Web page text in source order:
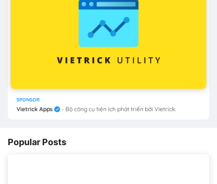
SPONSOR
Vietrick Apps - Bộ công cụ tiện ích phát triển bởi Vietrick.
Popular Posts